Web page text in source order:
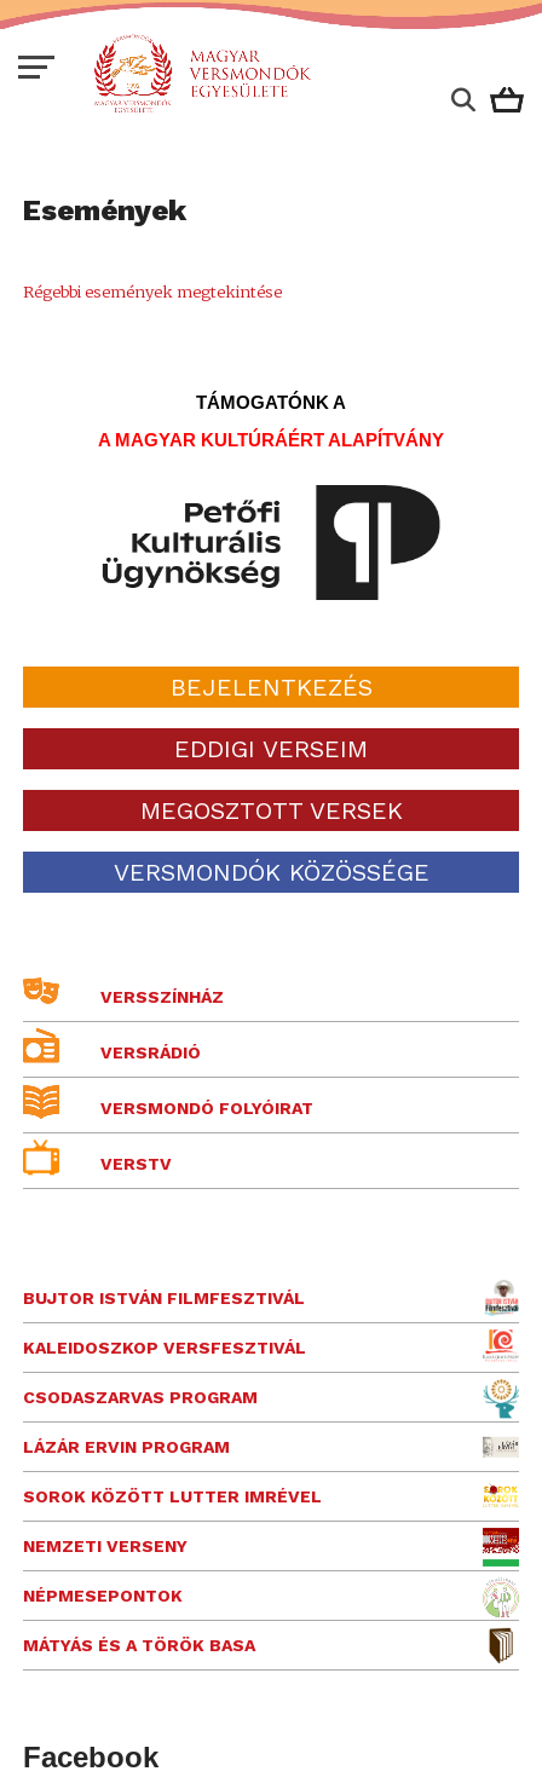
Események
Régebbi események megtekintése
TÁMOGATÓNK A
A MAGYAR KULTÚRÁÉRT ALAPÍTVÁNY
BEJELENTKEZÉS
EDDIGI VERSEIM
MEGOSZTOTT VERSEK
VERSMONDÓK KÖZÖSSÉGE
VERSSZÍNHÁZ
VERSRÁDIÓ
VERSMONDÓ FOLYÓIRAT
VERSTV
BUJTOR ISTVÁN FILMFESZTIVÁL
KALEIDOSZKOP VERSFESZTIVÁL
CSODASZARVAS PROGRAM
LÁZÁR ERVIN PROGRAM
SOROK KÖZÖTT LUTTER IMRÉVEL
NEMZETI VERSENY
NÉPMESEPONTOK
MÁTYÁS ÉS A TÖRÖK BASA
Facebook